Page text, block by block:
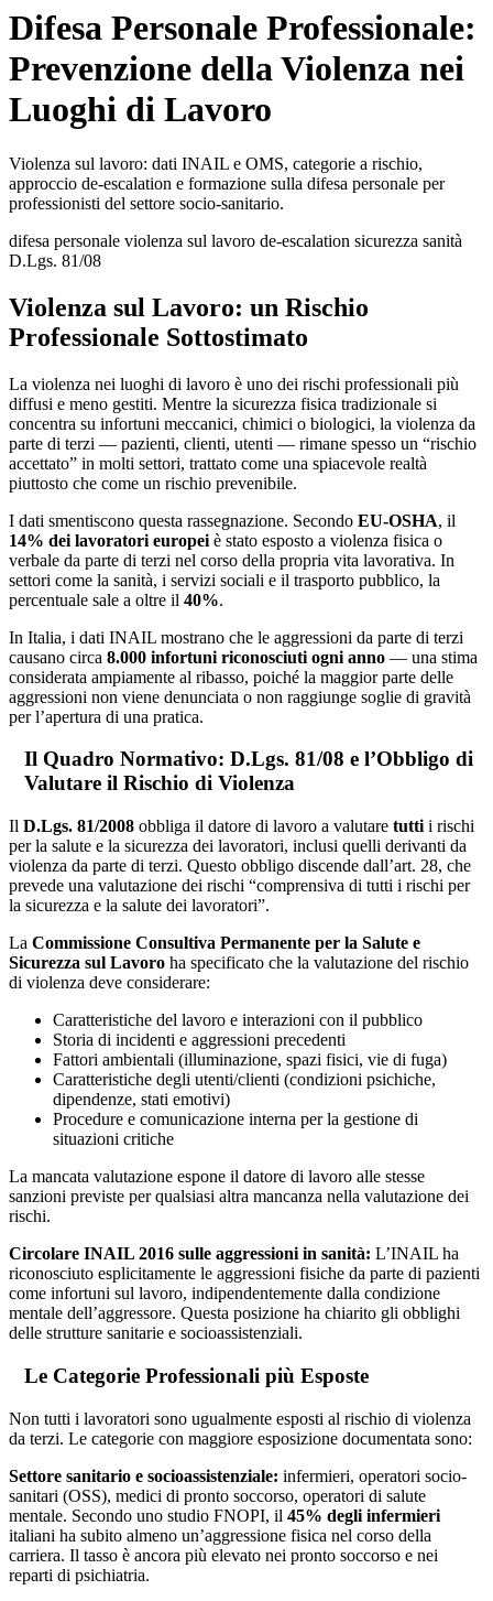
Difesa Personale Professionale:
Prevenzione della Violenza nei
Luoghi di Lavoro
Violenza sul lavoro: dati INAIL e OMS, categorie a rischio,
approccio de-escalation e formazione sulla difesa personale per
professionisti del settore socio-sanitario.
difesa personale violenza sul lavoro de-escalation sicurezza sanità
D.Lgs. 81/08
Violenza sul Lavoro: un Rischio
Professionale Sottostimato
La violenza nei luoghi di lavoro è uno dei rischi professionali più
diffusi e meno gestiti. Mentre la sicurezza fisica tradizionale si
concentra su infortuni meccanici, chimici o biologici, la violenza da
parte di terzi — pazienti, clienti, utenti — rimane spesso un “rischio
accettato” in molti settori, trattato come una spiacevole realtà
piuttosto che come un rischio prevenibile.
I dati smentiscono questa rassegnazione. Secondo EU-OSHA, il
14% dei lavoratori europei è stato esposto a violenza fisica o
verbale da parte di terzi nel corso della propria vita lavorativa. In
settori come la sanità, i servizi sociali e il trasporto pubblico, la
percentuale sale a oltre il 40%.
In Italia, i dati INAIL mostrano che le aggressioni da parte di terzi
causano circa 8.000 infortuni riconosciuti ogni anno — una stima
considerata ampiamente al ribasso, poiché la maggior parte delle
aggressioni non viene denunciata o non raggiunge soglie di gravità
per l’apertura di una pratica.
Il Quadro Normativo: D.Lgs. 81/08 e l’Obbligo di
Valutare il Rischio di Violenza
Il D.Lgs. 81/2008 obbliga il datore di lavoro a valutare tutti i rischi
per la salute e la sicurezza dei lavoratori, inclusi quelli derivanti da
violenza da parte di terzi. Questo obbligo discende dall’art. 28, che
prevede una valutazione dei rischi “comprensiva di tutti i rischi per
la sicurezza e la salute dei lavoratori”.
La Commissione Consultiva Permanente per la Salute e
Sicurezza sul Lavoro ha specificato che la valutazione del rischio
di violenza deve considerare:
Caratteristiche del lavoro e interazioni con il pubblico
Storia di incidenti e aggressioni precedenti
Fattori ambientali (illuminazione, spazi fisici, vie di fuga)
Caratteristiche degli utenti/clienti (condizioni psichiche,
dipendenze, stati emotivi)
Procedure e comunicazione interna per la gestione di
situazioni critiche
La mancata valutazione espone il datore di lavoro alle stesse
sanzioni previste per qualsiasi altra mancanza nella valutazione dei
rischi.
Circolare INAIL 2016 sulle aggressioni in sanità: L’INAIL ha
riconosciuto esplicitamente le aggressioni fisiche da parte di pazienti
come infortuni sul lavoro, indipendentemente dalla condizione
mentale dell’aggressore. Questa posizione ha chiarito gli obblighi
delle strutture sanitarie e socioassistenziali.
Le Categorie Professionali più Esposte
Non tutti i lavoratori sono ugualmente esposti al rischio di violenza
da terzi. Le categorie con maggiore esposizione documentata sono:
Settore sanitario e socioassistenziale: infermieri, operatori socio-
sanitari (OSS), medici di pronto soccorso, operatori di salute
mentale. Secondo uno studio FNOPI, il 45% degli infermieri
italiani ha subito almeno un’aggressione fisica nel corso della
carriera. Il tasso è ancora più elevato nei pronto soccorso e nei
reparti di psichiatria.